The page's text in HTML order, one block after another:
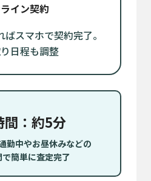
イン契約
スマホで契約完了。
日程も調整
間：約5分
勤中やお昼休みなどの
で簡単に査定完了